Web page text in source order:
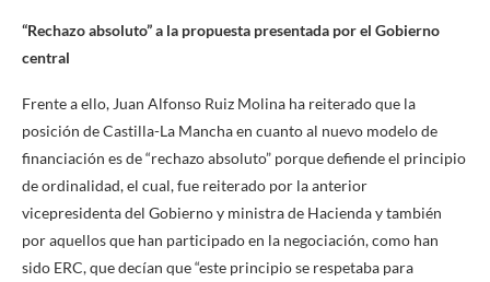
“Rechazo absoluto” a la propuesta presentada por el Gobierno
central
Frente a ello, Juan Alfonso Ruiz Molina ha reiterado que la
posición de Castilla-La Mancha en cuanto al nuevo modelo de
financiación es de “rechazo absoluto” porque defiende el principio
de ordinalidad, el cual, fue reiterado por la anterior
vicepresidenta del Gobierno y ministra de Hacienda y también
por aquellos que han participado en la negociación, como han
sido ERC, que decían que “este principio se respetaba para